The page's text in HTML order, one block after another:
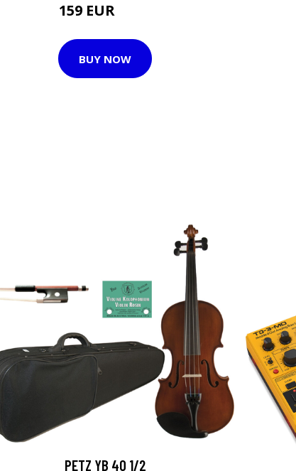
159 EUR
BUY NOW
PETZ YB 40 1/2